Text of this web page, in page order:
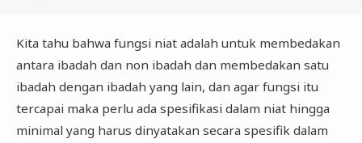
Kita tahu bahwa fungsi niat adalah untuk membedakan
antara ibadah dan non ibadah dan membedakan satu
ibadah dengan ibadah yang lain, dan agar fungsi itu
tercapai maka perlu ada spesifikasi dalam niat hingga
minimal yang harus dinyatakan secara spesifik dalam